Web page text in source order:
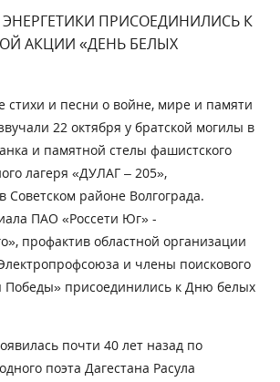
ЭНЕРГЕТИКИ ПРИСОЕДИНИЛИСЬ К
АКЦИИ «ДЕНЬ БЕЛЫХ
стихи и песни о войне, мире и памяти
22 октября у братской могилы в
и памятной стелы фашистского
лагеря «ДУЛАГ – 205»,
Советском районе Волгограда.
ПАО «Россети Юг» -
профактив областной организации
и члены поискового
Победы» присоединились к Дню белых
почти 40 лет назад по
поэта Дагестана Расула